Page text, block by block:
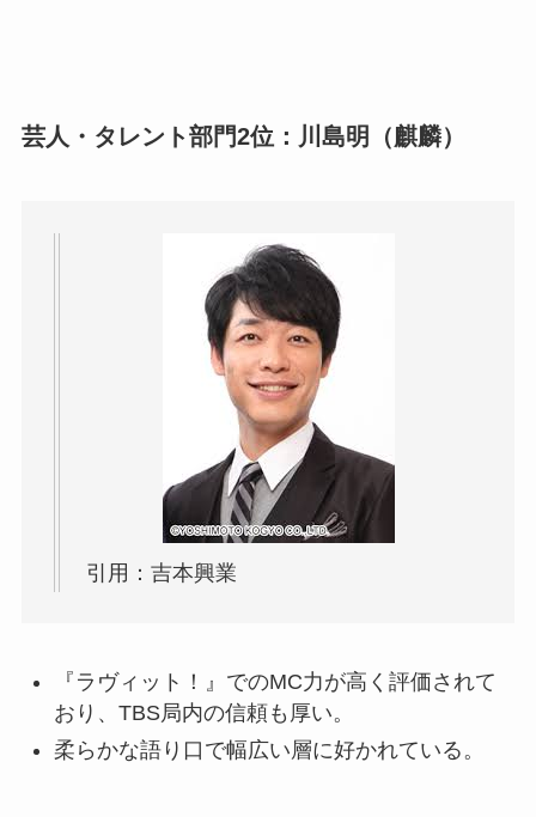
芸人・タレント部門2位：川島明（麒麟）
引用：吉本興業
『ラヴィット！』でのMC力が高く評価されて
おり、TBS局内の信頼も厚い。
柔らかな語り口で幅広い層に好かれている。